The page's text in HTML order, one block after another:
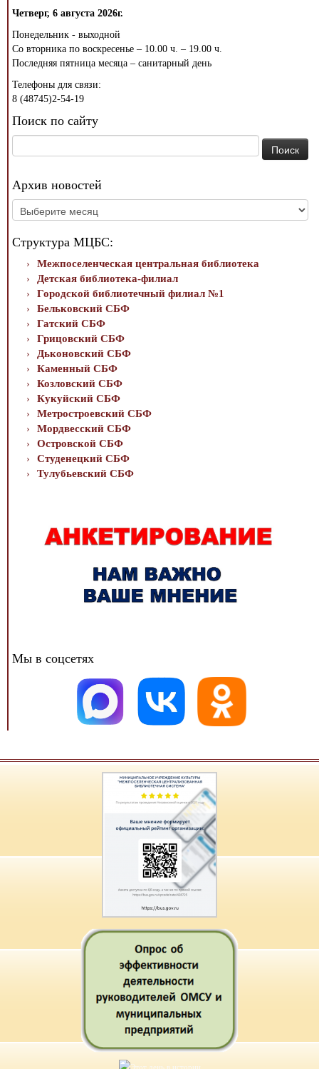
Четверг, 6 августа 2026г.
Понедельник - выходной
Со вторника по воскресенье – 10.00 ч. – 19.00 ч.
Последняя пятница месяца – санитарный день
Телефоны для связи:
8 (48745)2-54-19
Поиск по сайту
Архив новостей
Архив
новостей
Структура МЦБС:
Межпоселенческая центральная библиотека
Детская библиотека-филиал
Городской библиотечный филиал №1
Бельковский СБФ
Гатский СБФ
Грицовский СБФ
Дьконовский СБФ
Каменный СБФ
Козловский СБФ
Кукуйский СБФ
Метростроевский СБФ
Мордвесский СБФ
Островской СБФ
Студенецкий СБФ
Тулубьевский СБФ
Мы в соцсетях